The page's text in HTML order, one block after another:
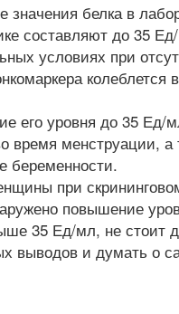
значения белка в
составляют до 35
условиях при
колеблется
его уровня до 35 Ед/
время менструации, а
беременности.
при
повышение
35 Ед/мл, не стоит
выводов и думать о